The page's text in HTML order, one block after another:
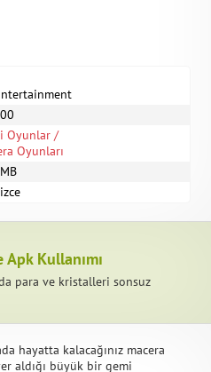
Oyunlar /
Oyunları
Kullanımı
para ve kristalleri sonsuz
hayatta kalacağınız macera
aldığı büyük bir gemi